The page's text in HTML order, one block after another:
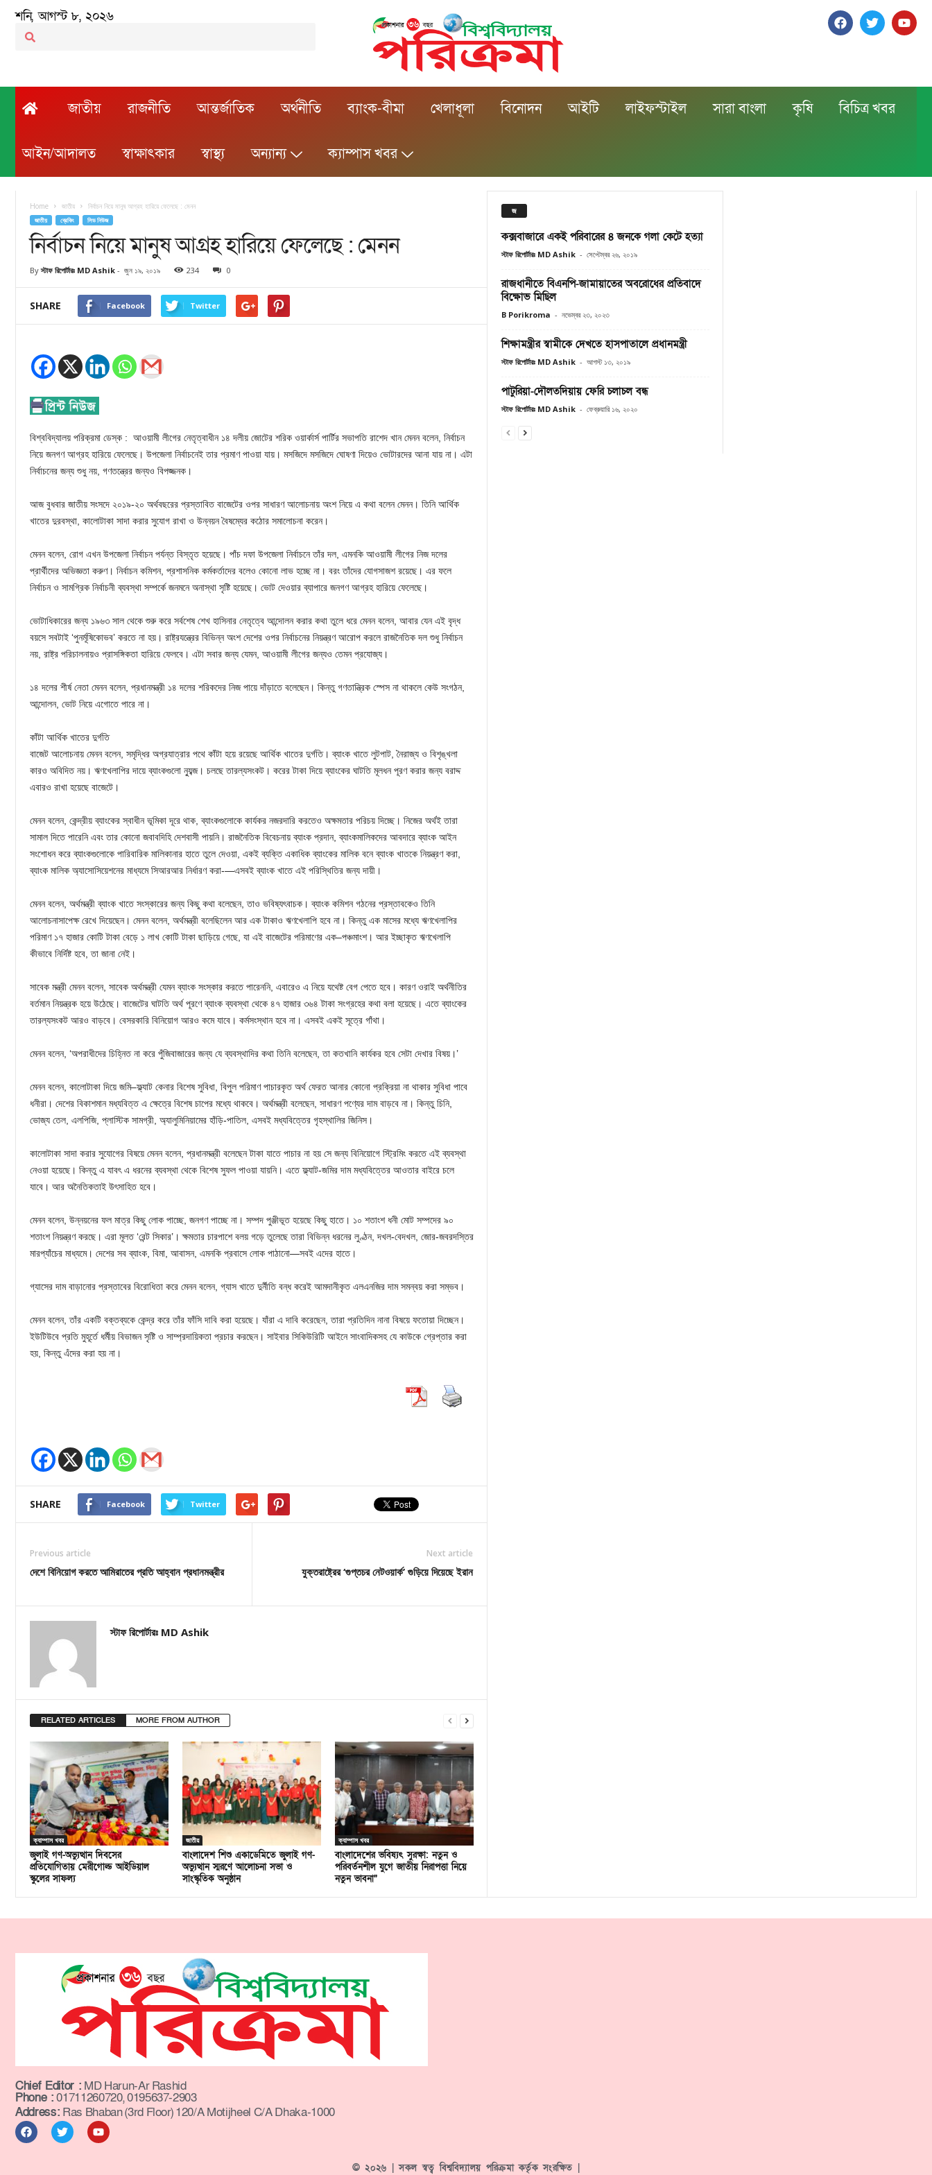
শনি, আগস্ট ৮, ২০২৬
জাতীয় রাজনীতি আন্তর্জাতিক অর্থনীতি ব্যাংক-বীমা খেলাধূলা বিনোদন আইটি লাইফস্টাইল সারা বাংলা কৃষি বিচিত্র খবর
আইন/আদালত স্বাক্ষাৎকার স্বাস্থ্য অন্যান্য ক্যাম্পাস খবর
Home জাতীয় নির্বাচন নিয়ে মানুষ আগ্রহ হারিয়ে ফেলেছে : মেনন
জাতীয় ব্রেকিং লিড নিউজ
নির্বাচন নিয়ে মানুষ আগ্রহ হারিয়ে ফেলেছে : মেনন
By স্টাফ রিপোর্টারঃ MD Ashik - জুন ১৯, ২০১৯ 234 0
SHARE Facebook Twitter
বিশ্ববিদ্যালয় পরিক্রমা ডেস্ক : আওয়ামী লীগের নেতৃত্বাধীন ১৪ দলীয় জোটের শরিক ওয়ার্কার্স পার্টির সভাপতি রাশেদ খান মেনন বলেন, নির্বাচন
নিয়ে জনগণ আগ্রহ হারিয়ে ফেলেছে। উপজেলা নির্বাচনেই তার প্রমাণ পাওয়া যায়। মসজিদে মসজিদে ঘোষণা দিয়েও ভোটারদের আনা যায় না। এটা
নির্বাচনের জন্য শুধু নয়, গণতন্ত্রের জন্যও বিপজ্জনক।
আজ বুধবার জাতীয় সংসদে ২০১৯-২০ অর্থবছরের প্রস্তাবিত বাজেটের ওপর সাধারণ আলোচনায় অংশ নিয়ে এ কথা বলেন মেনন। তিনি আর্থিক
খাতের দুরবস্থা, কালোটাকা সাদা করার সুযোগ রাখা ও উন্নয়ন বৈষম্যের কঠোর সমালোচনা করেন।
মেনন বলেন, রোগ এখন উপজেলা নির্বাচন পর্যন্ত বিস্তৃত হয়েছে। পাঁচ দফা উপজেলা নির্বাচনে তাঁর দল, এমনকি আওয়ামী লীগের নিজ দলের
প্রার্থীদের অভিজ্ঞতা করুণ। নির্বাচন কমিশন, প্রশাসনিক কর্মকর্তাদের বলেও কোনো লাভ হচ্ছে না। বরং তাঁদের যোগসাজশ রয়েছে। এর ফলে
নির্বাচন ও সামগ্রিক নির্বাচনী ব্যবস্থা সম্পর্কে জনমনে অনাস্থা সৃষ্টি হয়েছে। ভোট দেওয়ার ব্যাপারে জনগণ আগ্রহ হারিয়ে ফেলেছে।
ভোটাধিকারের জন্য ১৯৬৩ সাল থেকে শুরু করে সর্বশেষ শেখ হাসিনার নেতৃত্বে আন্দোলন করার কথা তুলে ধরে মেনন বলেন, আবার যেন এই বৃদ্ধ
বয়সে সবটাই ‘পুনর্মূষিকোভব’ করতে না হয়। রাষ্ট্রযন্ত্রের বিভিন্ন অংশ দেশের ওপর নির্বাচনের নিয়ন্ত্রণ আরোপ করলে রাজনৈতিক দল শুধু নির্বাচন
নয়, রাষ্ট্র পরিচালনায়ও প্রাসঙ্গিকতা হারিয়ে ফেলবে। এটা সবার জন্য যেমন, আওয়ামী লীগের জন্যও তেমন প্রযোজ্য।
১৪ দলের শীর্ষ নেতা মেনন বলেন, প্রধানমন্ত্রী ১৪ দলের শরিকদের নিজ পায়ে দাঁড়াতে বলেছেন। কিন্তু গণতান্ত্রিক স্পেস না থাকলে কেউ সংগঠন,
আন্দোলন, ভোট নিয়ে এগোতে পারে না।
কাঁটা আর্থিক খাতের দুর্গতি
বাজেট আলোচনায় মেনন বলেন, সমৃদ্ধির অগ্রযাত্রার পথে কাঁটা হয়ে রয়েছে আর্থিক খাতের দুর্গতি। ব্যাংক খাতে লুটপাট, নৈরাজ্য ও বিশৃঙ্খলা
কারও অবিদিত নয়। ঋণখেলাপির দায়ে ব্যাংকগুলো ন্যুব্জ। চলছে তারল্যসংকট। করের টাকা দিয়ে ব্যাংকের ঘাটতি মূলধন পূরণ করার জন্য বরাদ্দ
এবারও রাখা হয়েছে বাজেটে।
মেনন বলেন, কেন্দ্রীয় ব্যাংকের স্বাধীন ভূমিকা দূরে থাক, ব্যাংকগুলোকে কার্যকর নজরদারি করতেও অক্ষমতার পরিচয় দিচ্ছে। নিজের অর্থই তারা
সামাল দিতে পারেনি এবং তার কোনো জবাবদিহি দেশবাসী পায়নি। রাজনৈতিক বিবেচনায় ব্যাংক প্রদান, ব্যাংকমালিকদের আবদারে ব্যাংক আইন
সংশোধন করে ব্যাংকগুলোকে পারিবারিক মালিকানার হাতে তুলে দেওয়া, একই ব্যক্তি একাধিক ব্যাংকের মালিক বনে ব্যাংক খাতকে নিয়ন্ত্রণ করা,
ব্যাংক মালিক অ্যাসোসিয়েশনের মাধ্যমে সিআরআর নির্ধারণ করা-—এসবই ব্যাংক খাতে এই পরিস্থিতির জন্য দায়ী।
মেনন বলেন, অর্থমন্ত্রী ব্যাংক খাতে সংস্কারের জন্য কিছু কথা বলেছেন, তাও ভবিষ্যৎবাচক। ব্যাংক কমিশন গঠনের প্রস্তাবকেও তিনি
আলোচনাসাপেক্ষ রেখে দিয়েছেন। মেনন বলেন, অর্থমন্ত্রী বলেছিলেন আর এক টাকাও ঋণখেলাপি হবে না। কিন্তু এক মাসের মধ্যে ঋণখেলাপির
পরিমাণ ১৭ হাজার কোটি টাকা বেড়ে ১ লাখ কোটি টাকা ছাড়িয়ে গেছে, যা এই বাজেটের পরিমাণের এক–পঞ্চমাংশ। আর ইচ্ছাকৃত ঋণখেলাপি
কীভাবে নির্দিষ্ট হবে, তা জানা নেই।
সাবেক মন্ত্রী মেনন বলেন, সাবেক অর্থমন্ত্রী যেমন ব্যাংক সংস্কার করতে পারেননি, এবারেও এ নিয়ে যথেষ্ট বেগ পেতে হবে। কারণ ওরাই অর্থনীতির
বর্তমান নিয়ন্ত্রক হয়ে উঠেছে। বাজেটের ঘাটতি অর্থ পূরণে ব্যাংক ব্যবস্থা থেকে ৪৭ হাজার ৩৬৪ টাকা সংগ্রহের কথা বলা হয়েছে। এতে ব্যাংকের
তারল্যসংকট আরও বাড়বে। বেসরকারি বিনিয়োগ আরও কমে যাবে। কর্মসংস্থান হবে না। এসবই একই সূত্রে গাঁথা।
মেনন বলেন, ‘অপরাধীদের চিহ্নিত না করে পুঁজিবাজারের জন্য যে ব্যবস্থাদির কথা তিনি বলেছেন, তা কতখানি কার্যকর হবে সেটা দেখার বিষয়।’
মেনন বলেন, কালোটাকা দিয়ে জমি–ফ্ল্যাট কেনার বিশেষ সুবিধা, বিপুল পরিমাণ পাচারকৃত অর্থ ফেরত আনার কোনো প্রক্রিয়া না থাকার সুবিধা পাবে
ধনীরা। দেশের বিকাশমান মধ্যবিত্ত এ ক্ষেত্রে বিশেষ চাপের মধ্যে থাকবে। অর্থমন্ত্রী বলেছেন, সাধারণ পণ্যের দাম বাড়বে না। কিন্তু চিনি,
ভোজ্য তেল, এলপিজি, প্লাস্টিক সামগ্রী, অ্যালুমিনিয়ামের হাঁড়ি-পাতিল, এসবই মধ্যবিত্তের গৃহস্থালির জিনিস।
কালোটাকা সাদা করার সুযোগের বিষয়ে মেনন বলেন, প্রধানমন্ত্রী বলেছেন টাকা যাতে পাচার না হয় সে জন্য বিনিয়োগে স্ট্রিমিং করতে এই ব্যবস্থা
নেওয়া হয়েছে। কিন্তু এ যাবৎ এ ধরনের ব্যবস্থা থেকে বিশেষ সুফল পাওয়া যায়নি। এতে ফ্ল্যাট-জমির দাম মধ্যবিত্তের আওতার বাইরে চলে
যাবে। আর অনৈতিকতাই উৎসাহিত হবে।
মেনন বলেন, উন্নয়নের ফল মাত্র কিছু লোক পাচ্ছে, জনগণ পাচ্ছে না। সম্পদ পুঞ্জীভূত হয়েছে কিছু হাতে। ১০ শতাংশ ধনী মোট সম্পদের ৯০
শতাংশ নিয়ন্ত্রণ করছে। এরা মূলত ‘রেন্ট সিকার’। ক্ষমতার চারপাশে বলয় গড়ে তুলেছে তারা বিভিন্ন ধরনের লুণ্ঠন, দখল-বেদখল, জোর-জবরদস্তির
মারপ্যাঁচের মাধ্যমে। দেশের সব ব্যাংক, বিমা, আবাসন, এমনকি প্রবাসে লোক পাঠানো—সবই এদের হাতে।
গ্যাসের দাম বাড়ানোর প্রস্তাবের বিরোধিতা করে মেনন বলেন, গ্যাস খাতে দুর্নীতি বন্ধ করেই আমদানীকৃত এলএনজির দাম সমন্বয় করা সম্ভব।
মেনন বলেন, তাঁর একটি বক্তব্যকে কেন্দ্র করে তাঁর ফাঁসি দাবি করা হয়েছে। যাঁরা এ দাবি করেছেন, তারা প্রতিদিন নানা বিষয়ে ফতোয়া দিচ্ছেন।
ইউটিউবে প্রতি মুহূর্তে ধর্মীয় বিভাজন সৃষ্টি ও সাম্প্রদায়িকতা প্রচার করছেন। সাইবার সিকিউরিটি আইনে সাংবাদিকসহ যে কাউকে গ্রেপ্তার করা
হয়, কিন্তু এঁদের করা হয় না।
SHARE Facebook Twitter
Previous article
দেশে বিনিয়োগ করতে আমিরাতের প্রতি আহ্বান প্রধানমন্ত্রীর
Next article
যুক্তরাষ্ট্রের ‘গুপ্তচর নেটওয়ার্ক’ গুড়িয়ে দিয়েছে ইরান
স্টাফ রিপোর্টারঃ MD Ashik
RELATED ARTICLES MORE FROM AUTHOR
ক্যাম্পাস খবর
জুলাই গণ-অভ্যুত্থান দিবসের
প্রতিযোগিতায় মেরীগোল্ড আইডিয়াল
স্কুলের সাফল্য
জাতীয়
বাংলাদেশ শিশু একাডেমিতে জুলাই গণ-
অভ্যুত্থান স্মরণে আলোচনা সভা ও
সাংস্কৃতিক অনুষ্ঠান
ক্যাম্পাস খবর
বাংলাদেশের ভবিষ্যৎ সুরক্ষা: নতুন ও
পরিবর্তনশীল যুগে জাতীয় নিরাপত্তা নিয়ে
নতুন ভাবনা”
জ
কক্সবাজারে একই পরিবারের ৪ জনকে গলা কেটে হত্যা
স্টাফ রিপোর্টারঃ MD Ashik - সেপ্টেম্বর ২৬, ২০১৯
রাজধানীতে বিএনপি-জামায়াতের অবরোধের প্রতিবাদে
বিক্ষোভ মিছিল
B Porikroma - নভেম্বর ২৩, ২০২৩
শিক্ষামন্ত্রীর স্বামীকে দেখতে হাসপাতালে প্রধানমন্ত্রী
স্টাফ রিপোর্টারঃ MD Ashik - আগস্ট ১৩, ২০১৯
পাটুরিয়া-দৌলতদিয়ায় ফেরি চলাচল বন্ধ
স্টাফ রিপোর্টারঃ MD Ashik - ফেব্রুয়ারি ১৬, ২০২০
Chief Editor : MD Harun-Ar Rashid
Phone :01711260720, 0195637-2903
Address: Ras Bhaban (3rd Floor) 120/A Motijheel C/A Dhaka-1000
© ২০২৬ | সকল স্বত্ব বিশ্ববিদ্যালয় পরিক্রমা কর্তৃক সংরক্ষিত |